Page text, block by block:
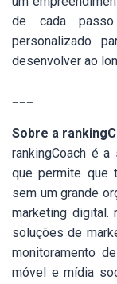
de cada
personalizado
desenvolver ao
———
Sobre a
rankingCoach é
que permite que
sem um grande
marketing digital.
soluções de
monitoramento
móvel e mídia